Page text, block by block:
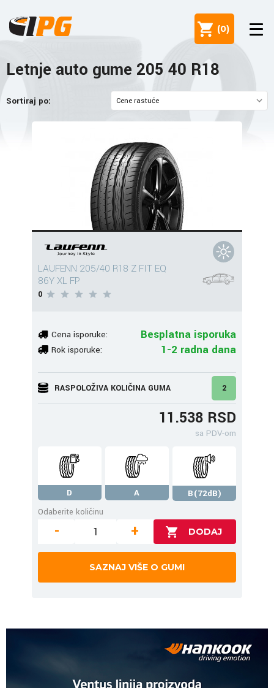
(0)
Letnje auto gume 205 40 R18
Sortiraj po:
LAUFENN 205/40 R18 Z FIT EQ
86Y XL FP
0
Cena isporuke: Besplatna isporuka
Rok isporuke: 1-2 radna dana
RASPOLOŽIVA KOLIČINA GUMA 2
11.538 RSD
sa PDV-om
D A
B(72dB)
Odaberite količinu
- +
SAZNAJ VIŠE O GUMI